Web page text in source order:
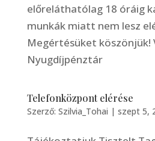
előreláthatólag 18 óráig
munkák miatt nem lesz
Megértésüket köszönjük!
Nyugdíjpénztár
Telefonközpont elérése
Szerző: Szilvia_Tohai | szept 5,